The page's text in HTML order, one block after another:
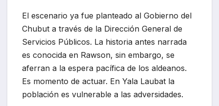
El escenario ya fue planteado al Gobierno del
Chubut a través de la Dirección General de
Servicios Públicos. La historia antes narrada
es conocida en Rawson, sin embargo, se
aferran a la espera pacífica de los aldeanos.
Es momento de actuar. En Yala Laubat la
población es vulnerable a las adversidades.